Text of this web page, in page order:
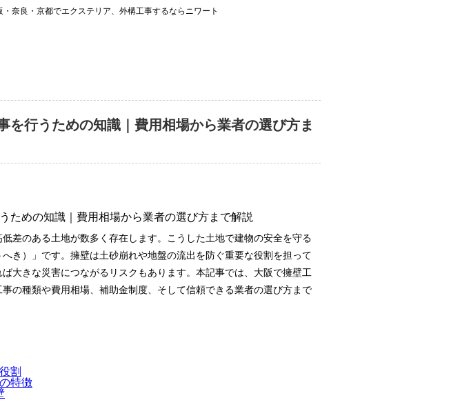
奈良・京都でエクステリア、外構工事するならニワート
を行うための知識｜費用相場から業者の選び方ま
ための知識｜費用相場から業者の選び方まで解説
差のある土地が数多く存在します。こうした土地で建物の安全を守る
き）」です。擁壁は土砂崩れや地盤の流出を防ぐ重要な役割を担って
大きな災害につながるリスクもあります。本記事では、大阪で擁壁工
の種類や費用相場、補助金制度、そして信頼できる業者の選び方まで
割
特徴